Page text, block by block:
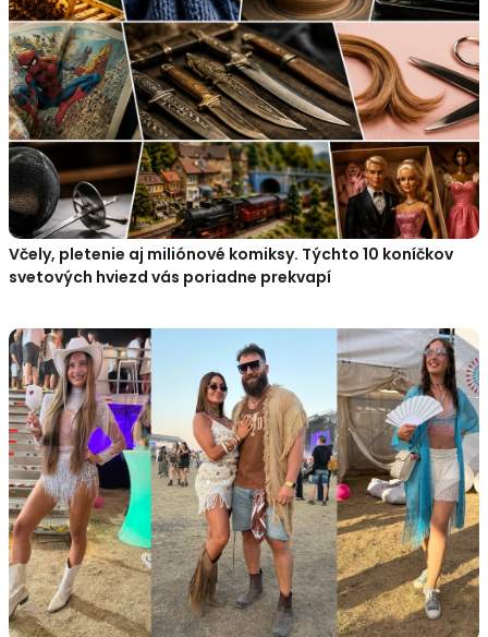
Včely, pletenie aj miliónové komiksy. Týchto 10 koníčkov
svetových hviezd vás poriadne prekvapí